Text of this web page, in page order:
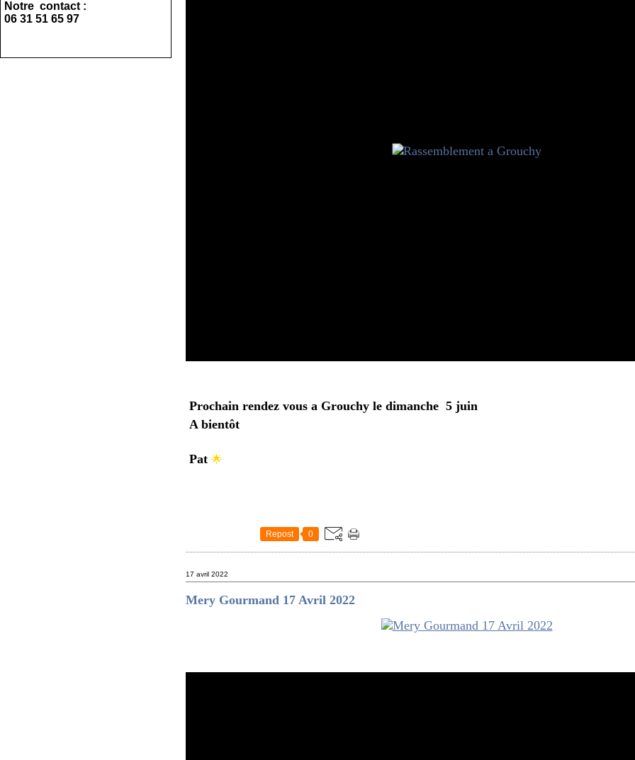
Notre contact :
06 31 51 65 97
Prochain rendez vous a Grouchy le dimanche 5 juin
A bientôt
Pat🌟
Repost 0
17 avril 2022
Mery Gourmand 17 Avril 2022